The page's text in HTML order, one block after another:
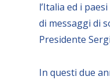
l’Italia ed i
di messaggi di
Presidente
In questi due